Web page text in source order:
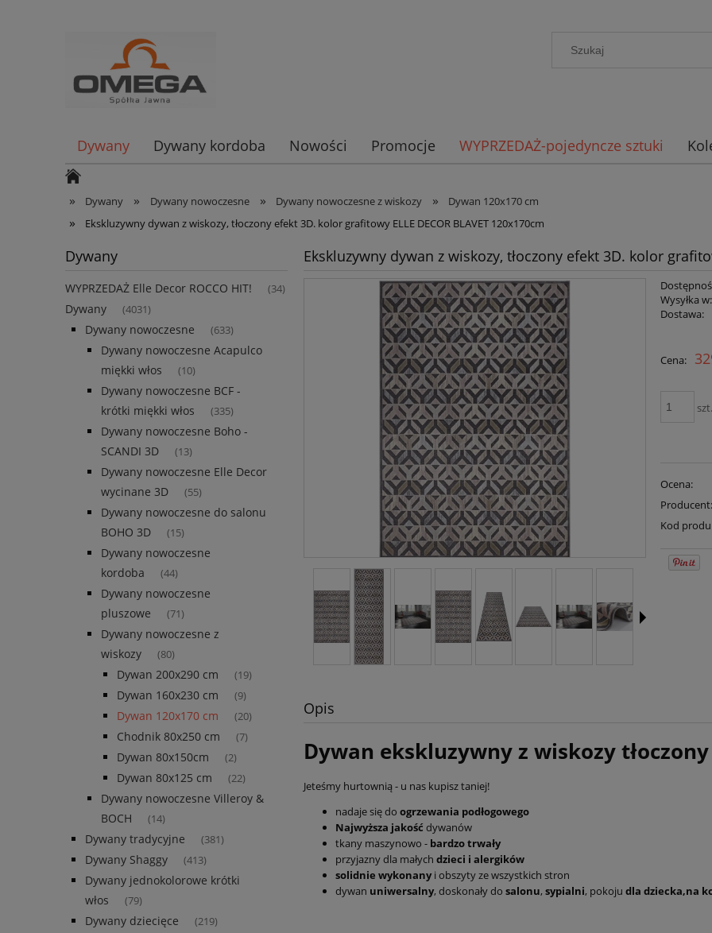
Dywany Dywany kordoba Nowości Promocje WYPRZEDAŻ-pojedyncze sztuki
» Dywany » Dywany nowoczesne » Dywany nowoczesne z wiskozy » Dywan 120x170 cm
» Ekskluzywny dywan z wiskozy, tłoczony efekt 3D. kolor grafitowy ELLE DECOR BLAVET 120x170cm
Dywany
WYPRZEDAŻ Elle Decor ROCCO HIT! (34)
Dywany (4031)
Dywany nowoczesne (633)
Dywany nowoczesne Acapulco
miękki włos
(10)
Dywany nowoczesne BCF -
krótki miękki włos
(335)
Dywany nowoczesne Boho -
SCANDI 3D
(13)
Dywany nowoczesne Elle Decor
wycinane 3D
(55)
Dywany nowoczesne do salonu
BOHO 3D
(15)
Dywany nowoczesne
kordoba
(44)
Dywany nowoczesne
pluszowe
(71)
Dywany nowoczesne z
wiskozy
(80)
Dywan 200x290 cm (19)
Dywan 160x230 cm (9)
Dywan 120x170 cm (20)
Chodnik 80x250 cm (7)
Dywan 80x150cm (2)
Dywan 80x125 cm (22)
Dywany nowoczesne Villeroy &
BOCH
(14)
Dywany tradycyjne (381)
Dywany Shaggy (413)
Dywany jednokolorowe krótki
włos
(79)
Dywany dziecięce (219)
Ekskluzywny dywan z wiskozy, tłoczony efekt 3D. kolor
Wysyłka w:
Dostawa:
Cena:
Ocena:
Kod
Opis
Dywan ekskluzywny z wiskozy
Jeteśmy hurtownią - u nas kupisz taniej!
nadaje się do ogrzewania podłogowego
Najwyższa jakość dywanów
tkany maszynowo - bardzo trwały
przyjazny dla małych dzieci i alergików
solidnie wykonanyi obszyty ze wszystkich stron
dywan uniwersalny, doskonały do salonu, sypialni, pokoju dla dziecka,na